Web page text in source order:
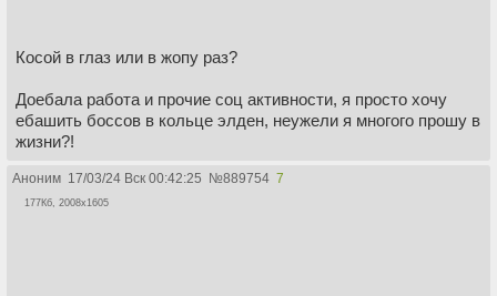
Косой в глаз или в жопу раз?
Доебала работа и прочие соц активности, я просто хочу
ебашить боссов в кольце элден, неужели я многого прошу в
жизни?!
Аноним 17/03/24 Вск 00:42:25 №889754 7
177Кб, 2008x1605